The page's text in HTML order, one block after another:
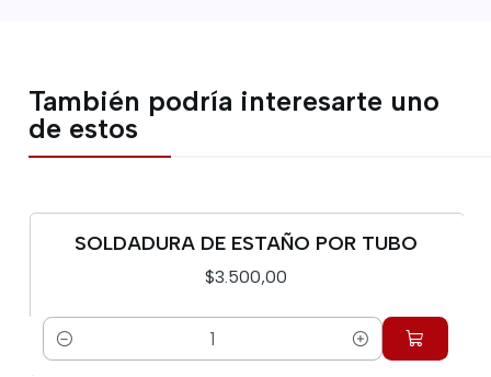
También podría interesarte uno
de estos
SOLDADURA DE ESTAÑO POR TUBO
$3.500,00
Cantidad